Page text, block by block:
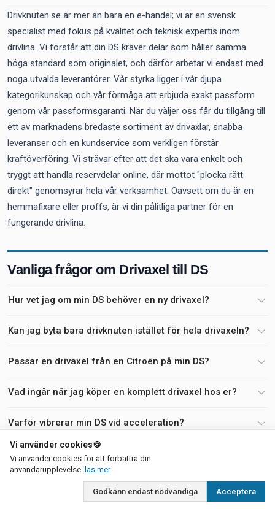
Drivknuten.se är mer än bara en e-handel; vi är en svensk
specialist med fokus på kvalitet och teknisk expertis inom
drivlina. Vi förstår att din DS kräver delar som håller samma
höga standard som originalet, och därför arbetar vi endast med
noga utvalda leverantörer. Vår styrka ligger i vår djupa
kategorikunskap och vår förmåga att erbjuda exakt passform
genom vår passformsgaranti. När du väljer oss får du tillgång till
ett av marknadens bredaste sortiment av drivaxlar, snabba
leveranser och en kundservice som verkligen förstår
kraftöverföring. Vi strävar efter att det ska vara enkelt och
tryggt att handla reservdelar online, där mottot "plocka rätt
direkt" genomsyrar hela vår verksamhet. Oavsett om du är en
hemmafixare eller proffs, är vi din pålitliga partner för en
fungerande drivlina.
Vanliga frågor om Drivaxel till DS
Hur vet jag om min DS behöver en ny drivaxel?
Kan jag byta bara drivknuten istället för hela drivaxeln?
Passar en drivaxel från en Citroën på min DS?
Vad ingår när jag köper en komplett drivaxel hos er?
Varför vibrerar min DS vid acceleration?
Hur säkerställer jag att jag köper rätt drivaxel till min
DS?
Vi använder cookies🍪
Vi använder cookies för att förbättra din
användarupplevelse. läs merom vår integritetspolicy
.
Godkänn endast nödvändiga Acceptera